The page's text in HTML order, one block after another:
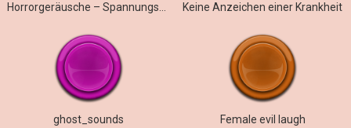
Keine Anzeichen einer Krankheit
ghost_sounds Female evil laugh